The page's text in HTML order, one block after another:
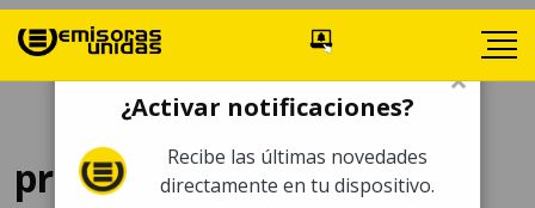
presentación
×
¿Activar notificaciones?
Recibe las últimas novedades
directamente en tu dispositivo.